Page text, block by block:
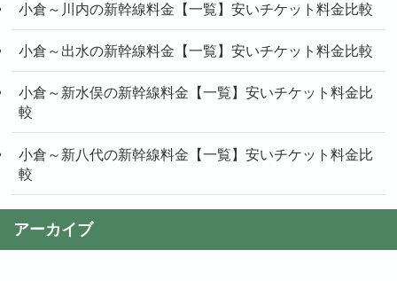
小倉～川内の新幹線料金【一覧】安いチケット料金比較
小倉～出水の新幹線料金【一覧】安いチケット料金比較
小倉～新水俣の新幹線料金【一覧】安いチケット料金比
較
小倉～新八代の新幹線料金【一覧】安いチケット料金比
較
アーカイブ